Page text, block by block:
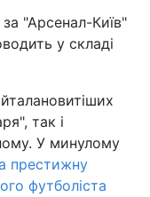
за "Арсенал-Київ"
у складі
так і
У минулому
престижну
футболіста